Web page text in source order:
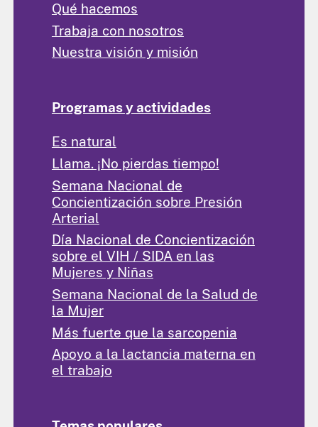
Qué hacemos
Trabaja con nosotros
Nuestra visión y misión
Programas y actividades
Es natural
Llama. ¡No pierdas tiempo!
Semana Nacional de
Concientización sobre Presión
Arterial
Día Nacional de Concientización
sobre el VIH / SIDA en las
Mujeres y Niñas
Semana Nacional de la Salud de
la Mujer
Más fuerte que la sarcopenia
Apoyo a la lactancia materna en
el trabajo